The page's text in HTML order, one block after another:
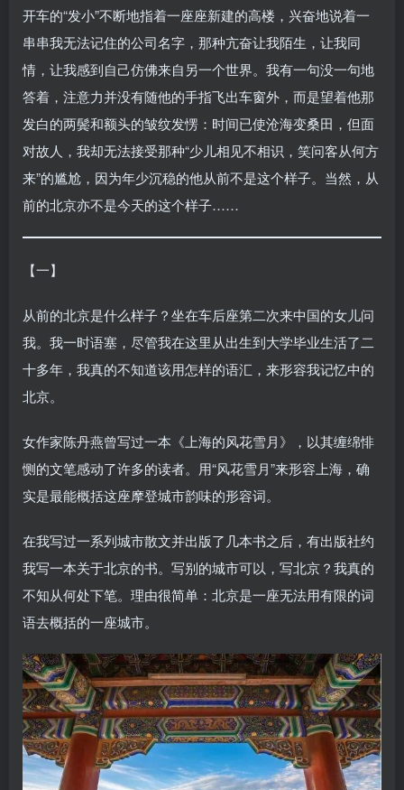
开车的“发小”不断地指着一座座新建的高楼，兴奋地说着一
串串我无法记住的公司名字，那种亢奋让我陌生，让我同
情，让我感到自己仿佛来自另一个世界。我有一句没一句地
答着，注意力并没有随他的手指飞出车窗外，而是望着他那
发白的两鬓和额头的皱纹发愣：时间已使沧海变桑田，但面
对故人，我却无法接受那种“少儿相见不相识，笑问客从何方
来”的尴尬，因为年少沉稳的他从前不是这个样子。当然，从
前的北京亦不是今天的这个样子……
【一】
从前的北京是什么样子？坐在车后座第二次来中国的女儿问
我。我一时语塞，尽管我在这里从出生到大学毕业生活了二
十多年，我真的不知道该用怎样的语汇，来形容我记忆中的
北京。
女作家陈丹燕曾写过一本《上海的风花雪月》，以其缠绵悱
恻的文笔感动了许多的读者。用“风花雪月”来形容上海，确
实是最能概括这座摩登城市韵味的形容词。
在我写过一系列城市散文并出版了几本书之后，有出版社约
我写一本关于北京的书。写别的城市可以，写北京？我真的
不知从何处下笔。理由很简单：北京是一座无法用有限的词
语去概括的一座城市。